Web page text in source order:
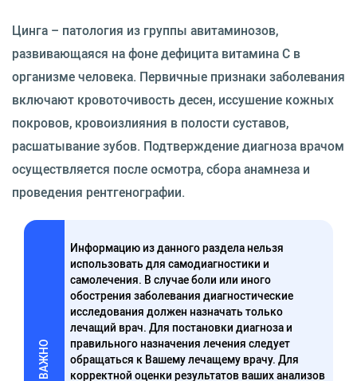
Цинга – патология из группы авитаминозов,
развивающаяся на фоне дефицита витамина C в
организме человека. Первичные признаки заболевания
включают кровоточивость десен, иссушение кожных
покровов, кровоизлияния в полости суставов,
расшатывание зубов. Подтверждение диагноза врачом
осуществляется после осмотра, сбора анамнеза и
проведения рентгенографии.
ВАЖНО
Информацию из данного раздела нельзя
использовать для самодиагностики и
самолечения. В случае боли или иного
обострения заболевания диагностические
исследования должен назначать только
лечащий врач. Для постановки диагноза и
правильного назначения лечения следует
обращаться к Вашему лечащему врачу. Для
корректной оценки результатов ваших анализов